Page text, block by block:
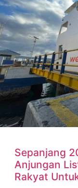
Sepanjang
Anjungan
Rakyat